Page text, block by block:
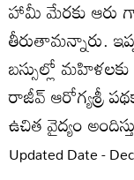
హామీ మేరకు ఆరు
తీరుతామన్నారు.
బస్సుల్లో
రాజీవ్‌ ఆరోగ్యశ్రీ
ఉచిత వైద్యం
Updated Date -